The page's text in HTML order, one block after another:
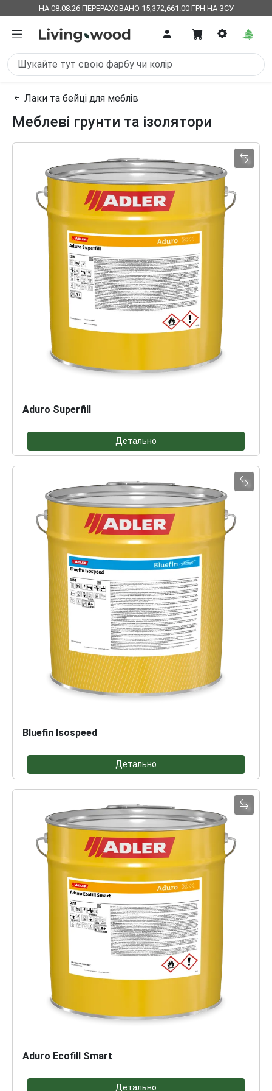
НА 08.08.26 ПЕРЕРАХОВАНО 15,372,661.00 ГРН НА ЗСУ
Лаки та бейці для меблів
Меблеві грунти та ізолятори
Aduro Superfill
Детально
Bluefin Isospeed
Детально
Aduro Ecofill Smart
Детально